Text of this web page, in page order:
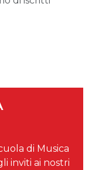
di Musica
inviti ai nostri